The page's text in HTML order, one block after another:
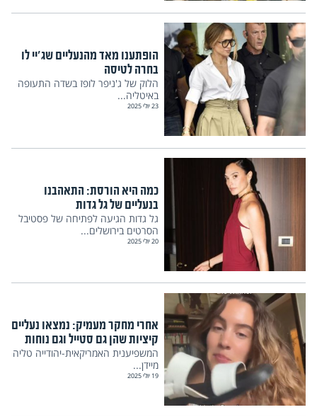
הופתענו מאד מהנעליים שג'יי לו
בחרה לטיסה
הלוק של ג'ניפר לופז בשדה התעופה
באיטליה...
23 יולי 2025
כמה היא הורסת: התאהבנו
בנעליים של גל גדות
גל גדות הגיעה לפתיחה של פסטיבל
הסרטים בירושלים...
20 יולי 2025
אחרי מחקר מעמיק: נמצאו נעליים
קיציות שהן גם סטייל וגם נוחות
המשפיענית האמריקאית-יהודייה טליה
מיידן...
19 יולי 2025